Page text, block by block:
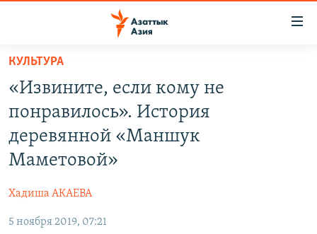
Вернуться
основному
содержанию
Вернутся
главной
Вернутся
ВОЙНА В УКРАИНЕ
НА ДРУГИХ ЯЗЫКАХ
ЎЗБЕКЧА
ПОДПИШИТЕСЬ НА НАС В СОЦСЕТЯХ
КУЛЬТУРА
«Извините, если кому не
понравилось». История
деревянной «Маншук
Маметовой»
Хадиша АКАЕВА
5 ноября 2019, 07:21